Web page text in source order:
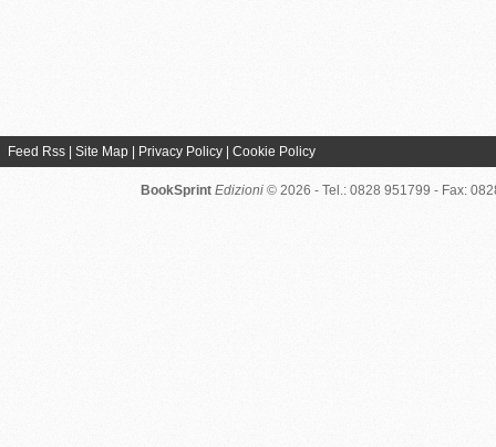
Feed Rss Site Map Privacy Policy Cookie Policy
BookSprint Edizioni © 2026 - Tel.: 0828 951799 - Fax: